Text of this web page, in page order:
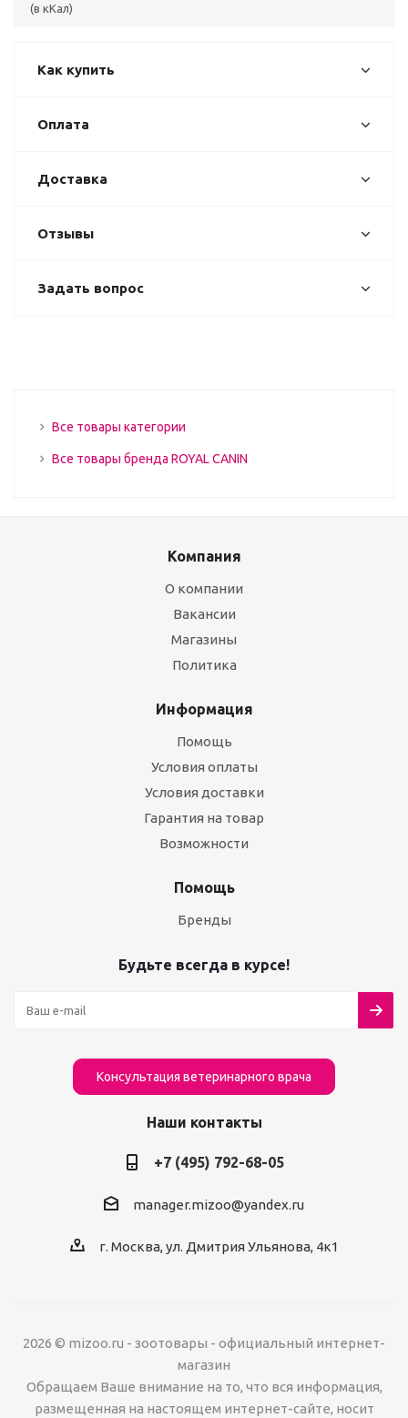
(в кКал)
Как купить
Оплата
Доставка
Отзывы
Задать вопрос
Все товары категории
Все товары бренда ROYAL CANIN
Компания
О компании
Вакансии
Магазины
Политика
Информация
Помощь
Условия оплаты
Условия доставки
Гарантия на товар
Возможности
Помощь
Бренды
Будьте всегда в курсе!
Консультация ветеринарного врача
Наши контакты
+7 (495) 792-68-05
manager.mizoo@yandex.ru
г. Москва, ул. Дмитрия Ульянова, 4к1
2026 © mizoo.ru - зоотовары - официальный интернет-
магазин
Обращаем Ваше внимание на то, что вся информация,
размещенная на настоящем интернет-сайте, носит